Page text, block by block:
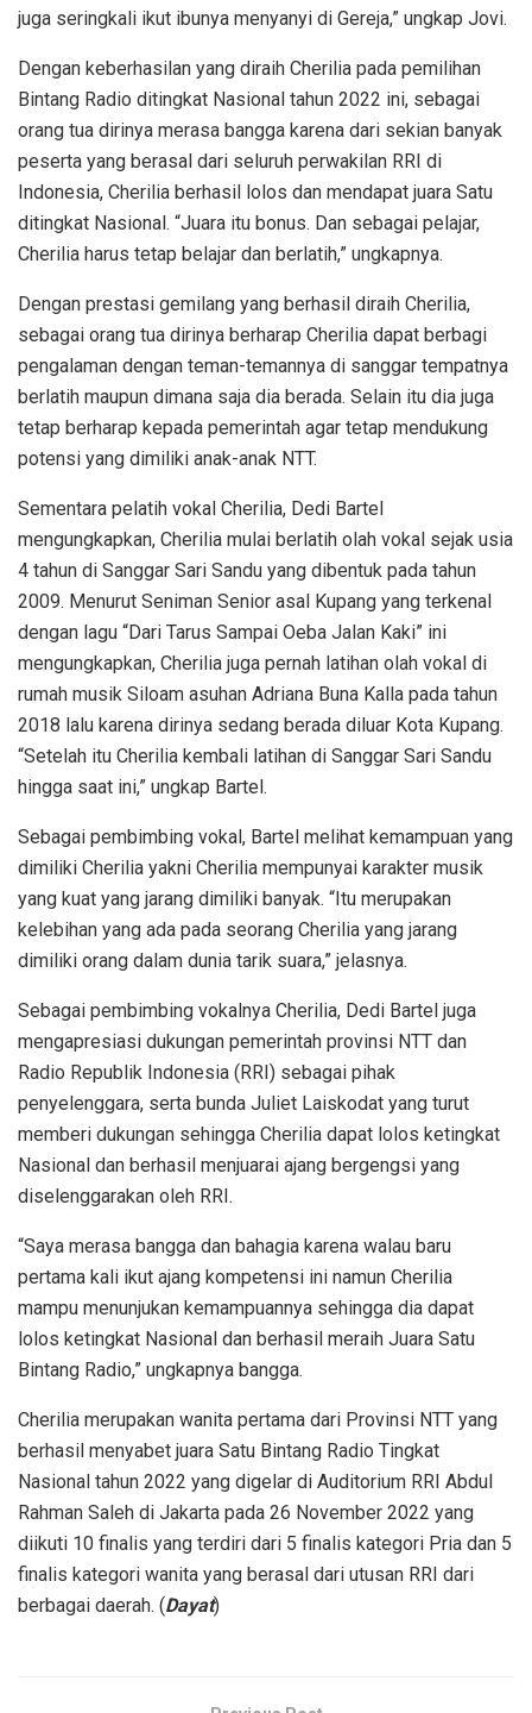
juga seringkali ikut ibunya menyanyi di Gereja,” ungkap Jovi.
Dengan keberhasilan yang diraih Cherilia pada pemilihan
Bintang Radio ditingkat Nasional tahun 2022 ini, sebagai
orang tua dirinya merasa bangga karena dari sekian banyak
peserta yang berasal dari seluruh perwakilan RRI di
Indonesia, Cherilia berhasil lolos dan mendapat juara Satu
ditingkat Nasional. “Juara itu bonus. Dan sebagai pelajar,
Cherilia harus tetap belajar dan berlatih,” ungkapnya.
Dengan prestasi gemilang yang berhasil diraih Cherilia,
sebagai orang tua dirinya berharap Cherilia dapat berbagi
pengalaman dengan teman-temannya di sanggar tempatnya
berlatih maupun dimana saja dia berada. Selain itu dia juga
tetap berharap kepada pemerintah agar tetap mendukung
potensi yang dimiliki anak-anak NTT.
Sementara pelatih vokal Cherilia, Dedi Bartel
mengungkapkan, Cherilia mulai berlatih olah vokal sejak usia
4 tahun di Sanggar Sari Sandu yang dibentuk pada tahun
2009. Menurut Seniman Senior asal Kupang yang terkenal
dengan lagu “Dari Tarus Sampai Oeba Jalan Kaki” ini
mengungkapkan, Cherilia juga pernah latihan olah vokal di
rumah musik Siloam asuhan Adriana Buna Kalla pada tahun
2018 lalu karena dirinya sedang berada diluar Kota Kupang.
“Setelah itu Cherilia kembali latihan di Sanggar Sari Sandu
hingga saat ini,” ungkap Bartel.
Sebagai pembimbing vokal, Bartel melihat kemampuan yang
dimiliki Cherilia yakni Cherilia mempunyai karakter musik
yang kuat yang jarang dimiliki banyak. “Itu merupakan
kelebihan yang ada pada seorang Cherilia yang jarang
dimiliki orang dalam dunia tarik suara,” jelasnya.
Sebagai pembimbing vokalnya Cherilia, Dedi Bartel juga
mengapresiasi dukungan pemerintah provinsi NTT dan
Radio Republik Indonesia (RRI) sebagai pihak
penyelenggara, serta bunda Juliet Laiskodat yang turut
memberi dukungan sehingga Cherilia dapat lolos ketingkat
Nasional dan berhasil menjuarai ajang bergengsi yang
diselenggarakan oleh RRI.
“Saya merasa bangga dan bahagia karena walau baru
pertama kali ikut ajang kompetensi ini namun Cherilia
mampu menunjukan kemampuannya sehingga dia dapat
lolos ketingkat Nasional dan berhasil meraih Juara Satu
Bintang Radio,” ungkapnya bangga.
Cherilia merupakan wanita pertama dari Provinsi NTT yang
berhasil menyabet juara Satu Bintang Radio Tingkat
Nasional tahun 2022 yang digelar di Auditorium RRI Abdul
Rahman Saleh di Jakarta pada 26 November 2022 yang
diikuti 10 finalis yang terdiri dari 5 finalis kategori Pria dan 5
finalis kategori wanita yang berasal dari utusan RRI dari
berbagai daerah. (Dayat)